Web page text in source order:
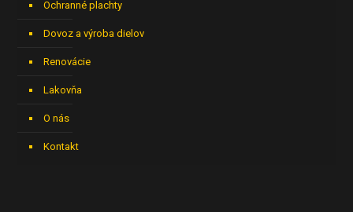
Ochranné plachty
Dovoz a výroba dielov
Renovácie
Lakovňa
O nás
Kontakt